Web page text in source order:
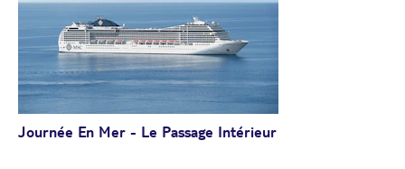
Journée En Mer - Le Passage Intérieur